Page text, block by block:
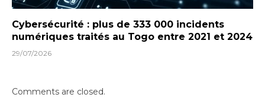
Cybersécurité : plus de 333 000 incidents
numériques traités au Togo entre 2021 et 2024
29/07/2026
Comments are closed.